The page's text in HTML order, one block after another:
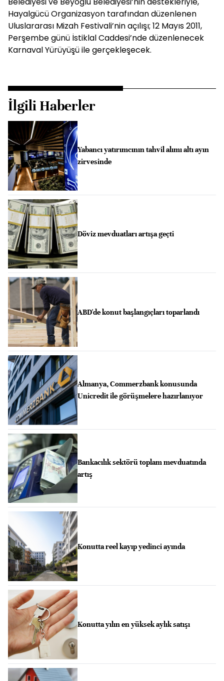
Hayalgücü Organizasyon tarafından düzenlenen
Uluslararası Mizah Festivali’nin açılışı; 12 Mayıs 2011,
Perşembe günü İstiklal Caddesi’nde düzenlenecek
Karnaval Yürüyüşü ile gerçekleşecek.
İlgili Haberler
Yabancı yatırımcının tahvil alımı altı ayın
zirvesinde
Döviz mevduatları artışa geçti
ABD'de konut başlangıçları toparlandı
Almanya, Commerzbank konusunda
Unicredit ile görüşmelere hazırlanıyor
Bankacılık sektörü toplam mevduatında
artış
Konutta reel kayıp yedinci ayında
Konutta yılın en yüksek aylık satışı